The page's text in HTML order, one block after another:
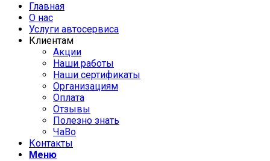
Главная
О нас
Услуги автосервиса
Клиентам
Акции
Наши работы
Наши сертификаты
Организациям
Оплата
Отзывы
Полезно знать
ЧаВо
Контакты
Меню